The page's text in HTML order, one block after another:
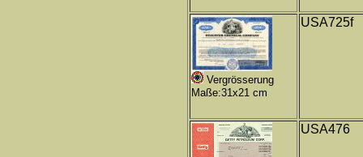
Vergrösserung
Maße:31x21 cm
USA725f
USA476